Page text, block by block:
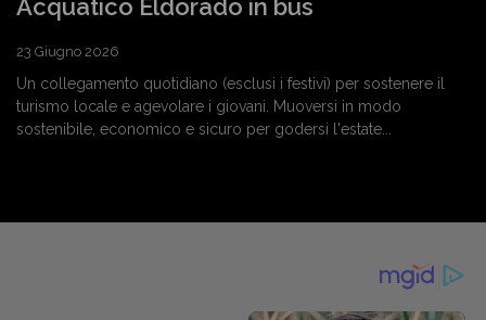
Acquatico Eldorado in bus
23 Giugno 2026
Un collegamento quotidiano (esclusi i festivi) per sostenere il
turismo locale e agevolare i giovani. Muoversi in modo
sostenibile, economico e sicuro per godersi l'estate...